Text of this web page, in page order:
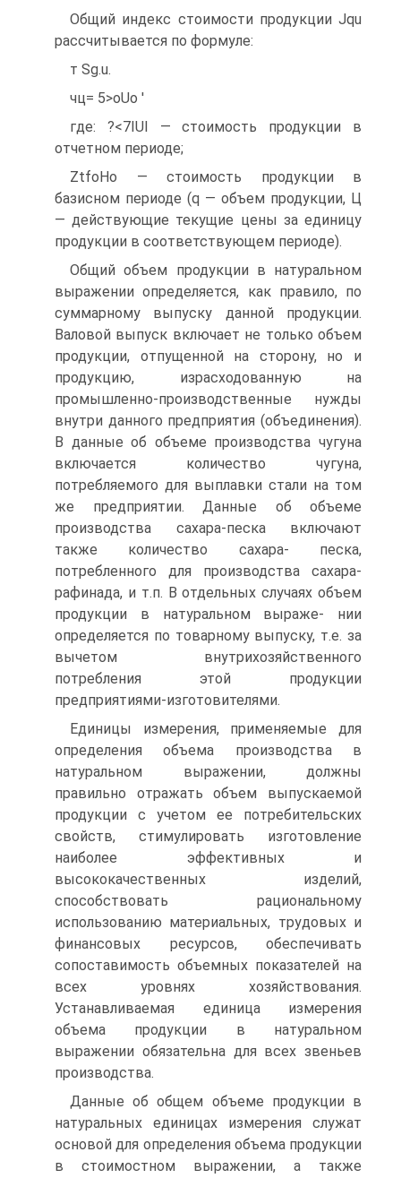
Общий индекс стоимости продукции Jqu
рассчитывается по формуле:
т Sg.u.
чц= 5>oUo '
где: ?<7IUI — стоимость продукции в
отчетном периоде;
ZtfoHo — стоимость продукции в
базисном периоде (q — объем продукции, Ц
— действующие текущие цены за единицу
продукции в соответствующем периоде).
Общий объем продукции в натуральном
выражении определяется, как правило, по
суммарному выпуску данной продукции.
Валовой выпуск включает не только объем
продукции, отпущенной на сторону, но и
продукцию, израсходованную на
промышленно-производственные нужды
внутри данного предприятия (объединения).
В данные об объеме производства чугуна
включается количество чугуна,
потребляемого для выплавки стали на том
же предприятии. Данные об объеме
производства сахара-песка включают
также количество сахара- песка,
потребленного для производства сахара-
рафинада, и т.п. В отдельных случаях объем
продукции в натуральном выраже- нии
определяется по товарному выпуску, т.е. за
вычетом внутрихозяйственного
потребления этой продукции
предприятиями-изготовителями.
Единицы измерения, применяемые для
определения объема производства в
натуральном выражении, должны
правильно отражать объем выпускаемой
продукции с учетом ее потребительских
свойств, стимулировать изготовление
наиболее эффективных и
высококачественных изделий,
способствовать рациональному
использованию материальных, трудовых и
финансовых ресурсов, обеспечивать
сопоставимость объемных показателей на
всех уровнях хозяйствования.
Устанавливаемая единица измерения
объема продукции в натуральном
выражении обязательна для всех звеньев
производства.
Данные об общем объеме продукции в
натуральных единицах измерения служат
основой для определения объема продукции
в стоимостном выражении, а также